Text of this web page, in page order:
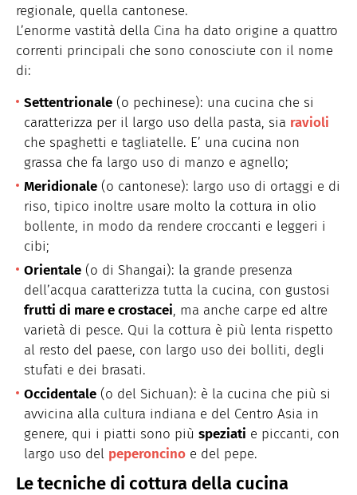
regionale, quella cantonese.
L’enorme vastità della Cina ha dato origine a quattro
correnti principali che sono conosciute con il nome
di:
Settentrionale (o pechinese): una cucina che si
caratterizza per il largo uso della pasta, sia ravioli
che spaghetti e tagliatelle. E’ una cucina non
grassa che fa largo uso di manzo e agnello;
Meridionale (o cantonese): largo uso di ortaggi e di
riso, tipico inoltre usare molto la cottura in olio
bollente, in modo da rendere croccanti e leggeri i
cibi;
Orientale (o di Shangai): la grande presenza
dell’acqua caratterizza tutta la cucina, con gustosi
frutti di mare e crostacei, ma anche carpe ed altre
varietà di pesce. Qui la cottura è più lenta rispetto
al resto del paese, con largo uso dei bolliti, degli
stufati e dei brasati.
Occidentale (o del Sichuan): è la cucina che più si
avvicina alla cultura indiana e del Centro Asia in
genere, qui i piatti sono più speziati e piccanti, con
largo uso del peperoncino e del pepe.
Le tecniche di cottura della cucina